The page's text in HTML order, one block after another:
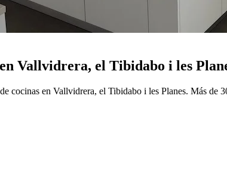
Vallvidrera, el Tibidabo i les
cocinas en Vallvidrera, el Tibidabo i les Planes. Más de